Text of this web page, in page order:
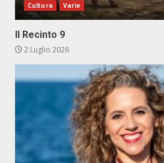
Cultura Varie
Il Recinto 9
2 Luglio 2026